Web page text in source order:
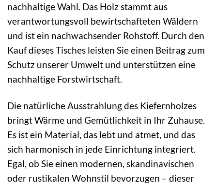
nachhaltige Wahl. Das Holz stammt aus
verantwortungsvoll bewirtschafteten Wäldern
und ist ein nachwachsender Rohstoff. Durch den
Kauf dieses Tisches leisten Sie einen Beitrag zum
Schutz unserer Umwelt und unterstützen eine
nachhaltige Forstwirtschaft.
Die natürliche Ausstrahlung des Kiefernholzes
bringt Wärme und Gemütlichkeit in Ihr Zuhause.
Es ist ein Material, das lebt und atmet, und das
sich harmonisch in jede Einrichtung integriert.
Egal, ob Sie einen modernen, skandinavischen
oder rustikalen Wohnstil bevorzugen – dieser